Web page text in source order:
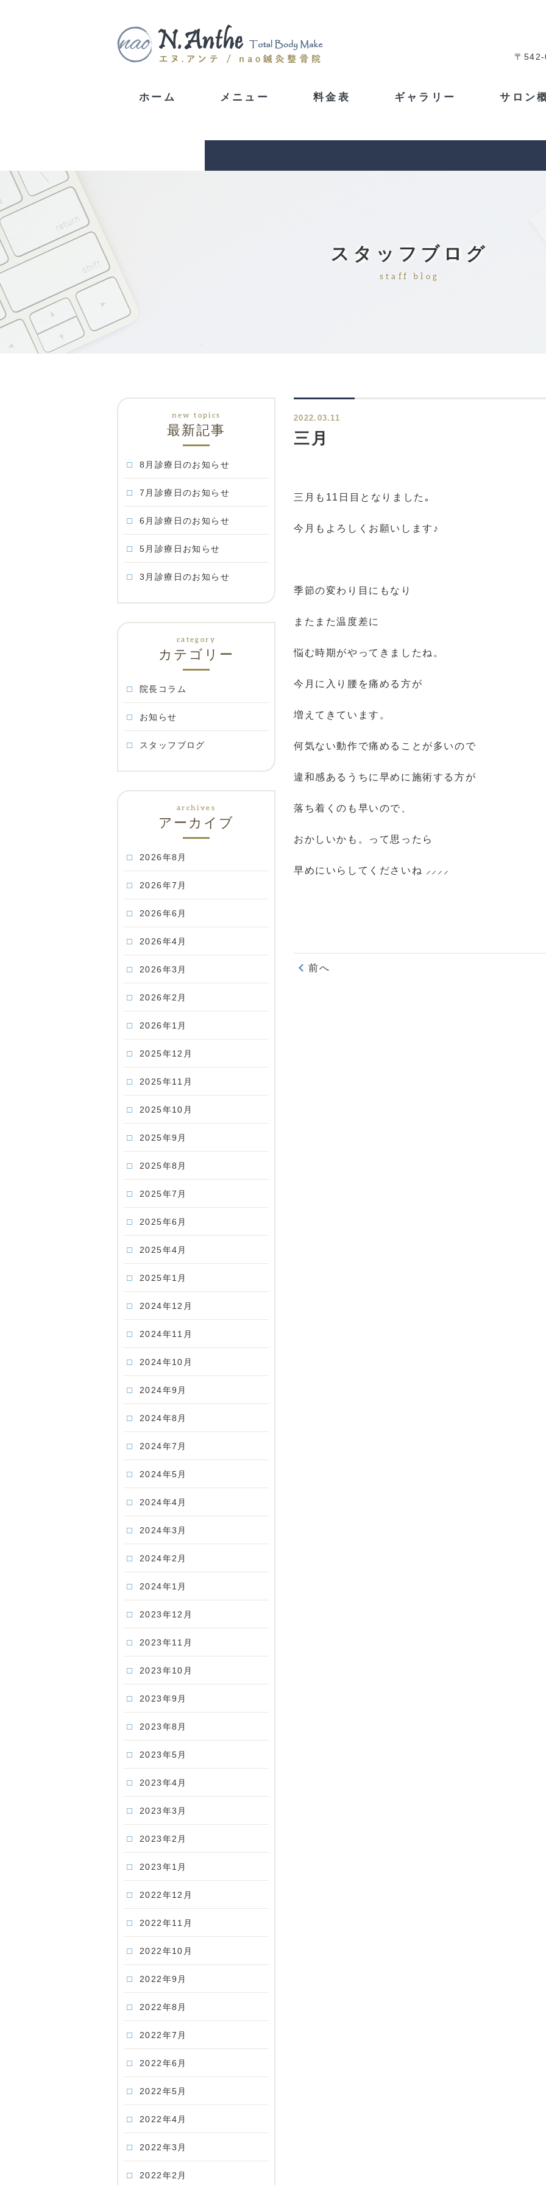
〒
ホーム メニュー 料金表 ギャラリー サロン
スタッフブログ
staff blog
2022.03.11
三月
三月も11日目となりました｡
今月もよろしくお願いします♪
季節の変わり目にもなり
またまた温度差に
悩む時期がやってきましたね。
今月に入り腰を痛める方が
増えてきています。
何気ない動作で痛めることが多いので
違和感あるうちに早めに施術する方が
落ち着くのも早いので、
おかしいかも。って思ったら
早めにいらしてくださいね ⸝⸝⸝⸝
前へ
最新記事
8月診療日のお知らせ
7月診療日のお知らせ
6月診療日のお知らせ
5月診療日お知らせ
3月診療日のお知らせ
カテゴリー
院長コラム
お知らせ
スタッフブログ
アーカイブ
2026年8月
2026年7月
2026年6月
2026年4月
2026年3月
2026年2月
2026年1月
2025年12月
2025年11月
2025年10月
2025年9月
2025年8月
2025年7月
2025年6月
2025年4月
2025年1月
2024年12月
2024年11月
2024年10月
2024年9月
2024年8月
2024年7月
2024年5月
2024年4月
2024年3月
2024年2月
2024年1月
2023年12月
2023年11月
2023年10月
2023年9月
2023年8月
2023年5月
2023年4月
2023年3月
2023年2月
2023年1月
2022年12月
2022年11月
2022年10月
2022年9月
2022年8月
2022年7月
2022年6月
2022年5月
2022年4月
2022年3月
2022年2月